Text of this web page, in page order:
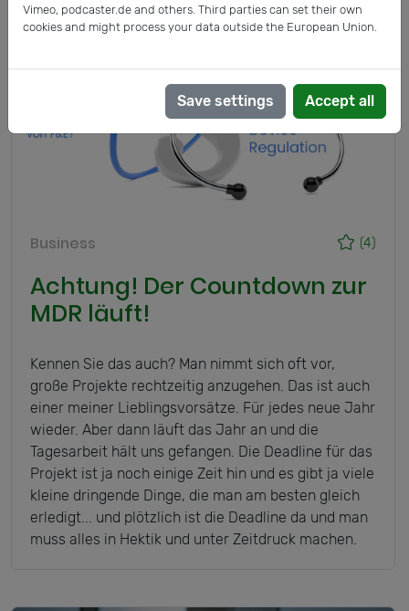
(4)
Business
Achtung! Der Countdown zur
MDR läuft!
Kennen Sie das auch? Man nimmt sich oft vor,
große Projekte rechtzeitig anzugehen. Das ist auch
einer meiner Lieblingsvorsätze. Für jedes neue Jahr
wieder. Aber dann läuft das Jahr an und die
Tagesarbeit hält uns gefangen. Die Deadline für das
Projekt ist ja noch einige Zeit hin und es gibt ja viele
kleine dringende Dinge, die man am besten gleich
erledigt... und plötzlich ist die Deadline da und man
muss alles in Hektik und unter Zeitdruck machen.
Vimeo, podcaster.de and others. Third parties can set their own
cookies and might process your data outside the European Union.
Save settings Accept all